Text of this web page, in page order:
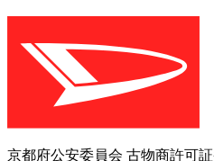
京都府公安委員会 古物商許可